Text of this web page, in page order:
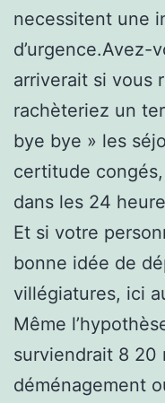
necessitent une
d’urgence.Avez-
arriverait si vous
rachèteriez un
bye bye » les
certitude
dans les 24
Et si votre
bonne idée de
villégiatures, ici
Même
surviendrait 8 20
déménagement